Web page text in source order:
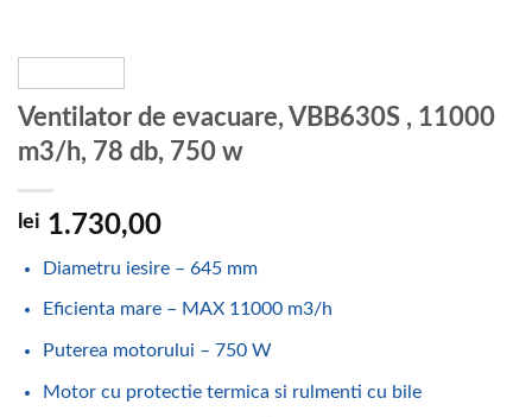
Ventilator de evacuare, VBB630S , 11000
m3/h, 78 db, 750 w
lei 1.730,00
Diametru iesire – 645 mm
Eficienta mare – MAX 11000 m3/h
Puterea motorului – 750 W
Motor cu protectie termica si rulmenti cu bile